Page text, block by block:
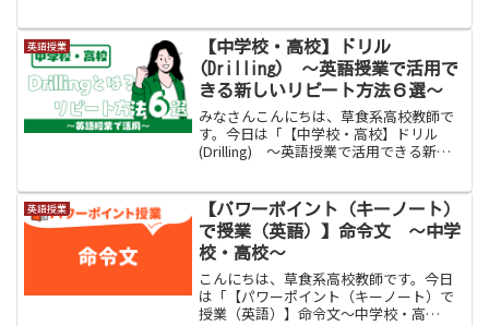
授業はどのように行っていますでしょう
か。生徒層・学年...
英語授業
【中学校・高校】ドリル
(Drilling) 〜英語授業で活用で
きる新しいリピート方法６選〜
みなさんこんにちは、草食系高校教師で
す。今日は「【中学校・高校】ドリル
(Drilling) 〜英語授業で活用できる新し
「Repeat after me!!」と言ってはいない
でし...
英語授業
【パワーポイント（キーノート）
で授業（英語）】命令文 〜中学
校・高校〜
こんにちは、草食系高校教師です。今日
は「【パワーポイント（キーノート）で
授業（英語）】命令文〜中学校・高